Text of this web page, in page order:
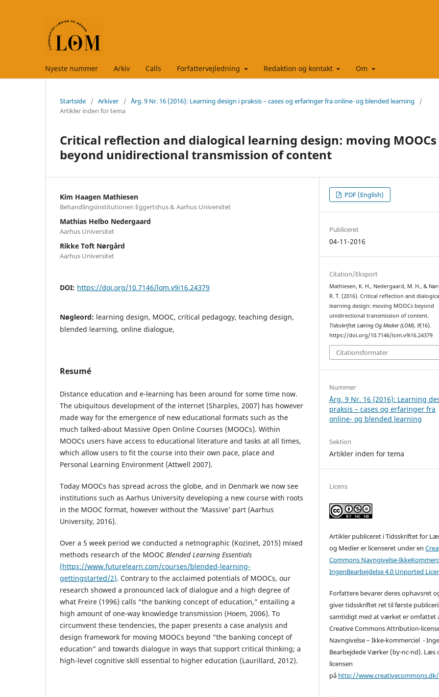
Nyeste nummer Arkiv Calls Forfattervejledning Redaktion og kontakt Om
Startside / Arkiver / Årg. 9 Nr. 16 (2016): Learning design i praksis – cases og erfaringer fra online- og blended learning
/
Artikler inden for tema
Critical reflection and dialogical learning design: moving MOOCs
beyond unidirectional transmission of content
Kim Haagen Mathiesen
Behandlingsinstitutionen Eggertshus & Aarhus Universitet
Mathias Helbo Nedergaard
Aarhus Universitet
Rikke Toft Nørgård
Aarhus Universitet
DOI: https://doi.org/10.7146/lom.v9i16.24379
Nøgleord: learning design, MOOC, critical pedagogy, teaching design,
blended learning, online dialogue,
Resumé
Distance education and e-learning has been around for some time now.
The ubiquitous development of the internet (Sharples, 2007) has however
made way for the emergence of new educational formats such as the
much talked-about Massive Open Online Courses (MOOCs). Within
MOOCs users have access to educational literature and tasks at all times,
which allow users to fit the course into their own pace, place and
Personal Learning Environment (Attwell 2007).
Today MOOCs has spread across the globe, and in Denmark we now see
institutions such as Aarhus University developing a new course with roots
in the MOOC format, however without the ‘Massive’ part (Aarhus
University, 2016).
Over a 5 week period we conducted a netnographic (Kozinet, 2015) mixed
methods research of the MOOC Blended Learning Essentials
(https://www.futurelearn.com/courses/blended-learning-
gettingstarted/2). Contrary to the acclaimed potentials of MOOCs, our
research showed a pronounced lack of dialogue and a high degree of
what Freire (1996) calls “the banking concept of education,” entailing a
high amount of one-way knowledge transmission (Hoem, 2006). To
circumvent these tendencies, the paper presents a case analysis and
design framework for moving MOOCs beyond “the banking concept of
education” and towards dialogue in ways that support critical thinking; a
high-level cognitive skill essential to higher education (Laurillard, 2012).
PDF (English)
Publiceret
04-11-2016
Citation/Eksport
Mathiesen, K. H., Nedergaard, M. H., &
R. T. (2016). Critical reflection and
learning design: moving MOOCs beyond
unidirectional transmission of content.
Tidsskriftet Læring Og Medier (LOM),9(16).
https://doi.org/10.7146/lom.v9i16.24379
Citationsformater
Nummer
Årg. 9 Nr. 16 (2016): Learning
praksis – cases og erfaringer fra
online- og blended learning
Sektion
Artikler inden for tema
Licens
Artikler publiceret i Tidsskriftet for
og Medier er licenseret under en
Commons Navngivelse-
IngenBearbejdelse 4.0 Unported
Forfattere bevarer deres ophavsret
giver tidsskriftet ret til første
samtidigt med at værket er omfattet
Creative Commons Attribution-
Navngivelse – Ikke-kommerciel -
Bearbejdede Værker (by-nc-nd). Læs
licensen
på http://